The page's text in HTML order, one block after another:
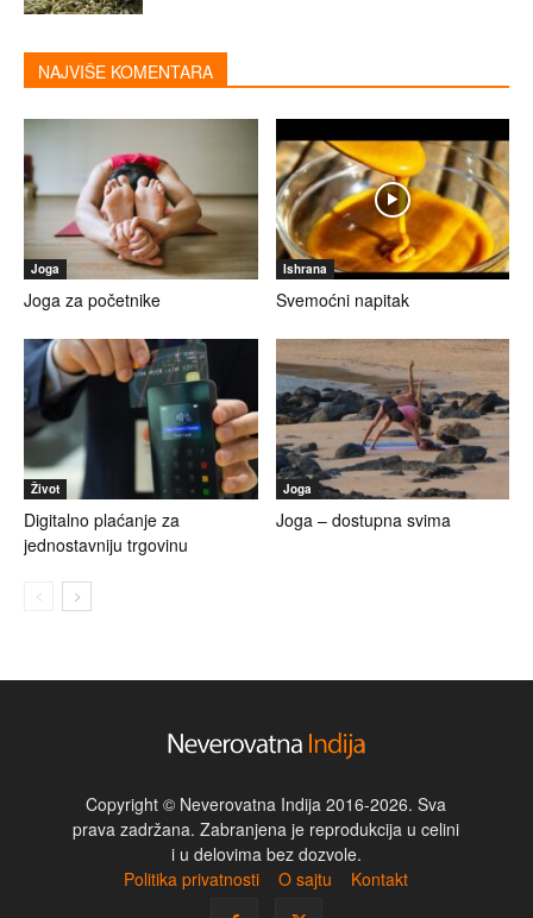
NAJVIŠE KOMENTARA
Joga
Joga za početnike
Ishrana
Svemoćni napitak
Život
Digitalno plaćanje za
jednostavniju trgovinu
Joga
Joga – dostupna svima
Copyright © Neverovatna Indija 2016-2026. Sva
prava zadržana. Zabranjena je reprodukcija u celini
i u delovima bez dozvole.
Politika privatnosti
O sajtu Kontakt